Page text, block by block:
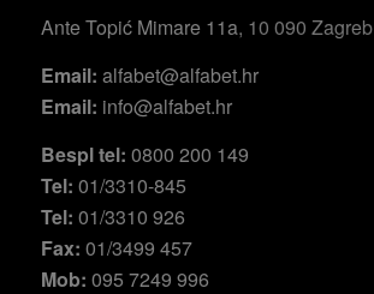
Ante Topić Mimare 11a, 10 090 Zagreb
Email: alfabet@alfabet.hr
Email: info@alfabet.hr
Bespl tel: 0800 200 149
Tel: 01/3310-845
Tel: 01/3310 926
Fax: 01/3499 457
Mob: 095 7249 996